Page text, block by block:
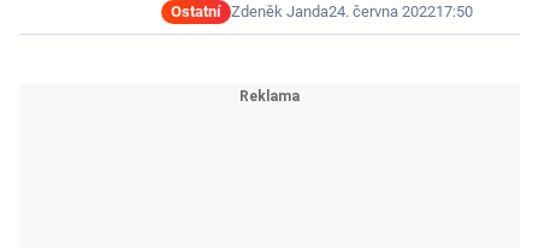
Ostatní Zdeněk Janda24. června 202217:50